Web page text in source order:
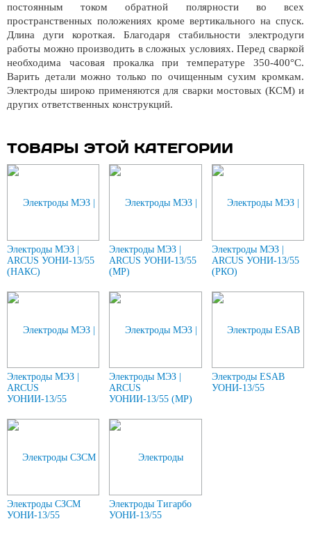
постоянным током обратной полярности во всех
пространственных положениях кроме вертикального на спуск.
Длина дуги короткая. Благодаря стабильности электродуги
работы можно производить в сложных условиях. Перед сваркой
необходима часовая прокалка при температуре 350-400°С.
Варить детали можно только по очищенным сухим кромкам.
Электроды широко применяются для сварки мостовых (КСМ) и
других ответственных конструкций.
ТОВАРЫ ЭТОЙ КАТЕГОРИИ
Электроды МЭЗ |
ARCUS УОНИ-13/55
(НАКС)
Электроды МЭЗ |
ARCUS УОНИ-13/55
(МР)
Электроды МЭЗ |
ARCUS УОНИ-13/55
(РКО)
Электроды МЭЗ |
ARCUS
УОНИИ-13/55
Электроды МЭЗ |
ARCUS
УОНИИ-13/55 (МР)
Электроды ESAB
УОНИ-13/55
Электроды СЗСМ
УОНИ-13/55
Электроды Тигарбо
УОНИ-13/55